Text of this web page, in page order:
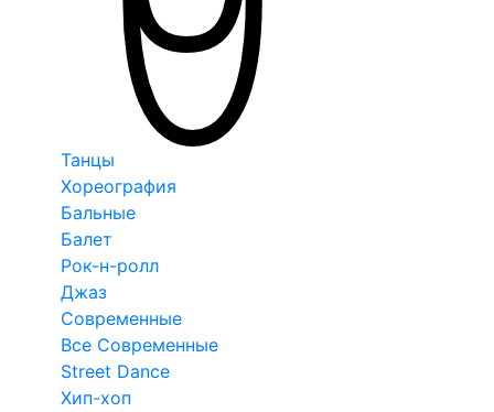
Танцы
Хореография
Бальные
Балет
Рок-н-ролл
Джаз
Современные
Все Современные
Street Dance
Хип-хоп